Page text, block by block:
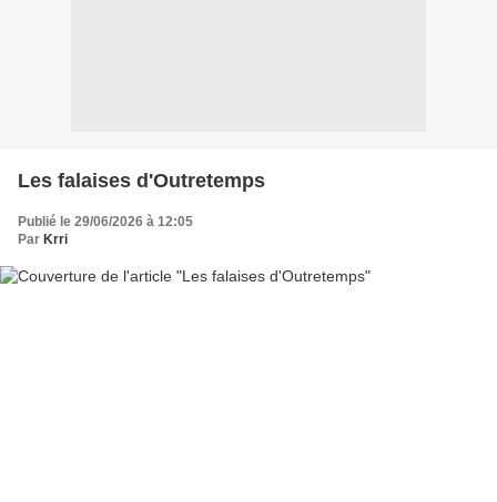
Les falaises d'Outretemps
Publié le 29/06/2026 à 12:05
Par Krri